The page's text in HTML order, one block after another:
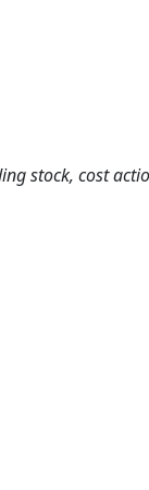
stock, cost